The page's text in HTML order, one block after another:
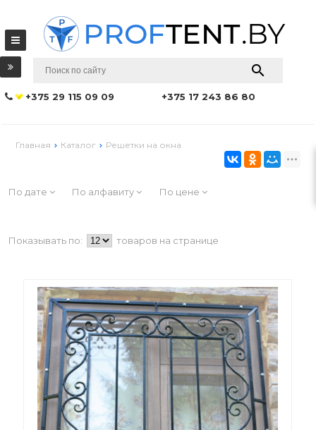
+375 29 115 09 09 +375 17 243 86 80
Главная Каталог Решетки на окна
По дате По алфавиту По цене
Показывать по: товаров на странице